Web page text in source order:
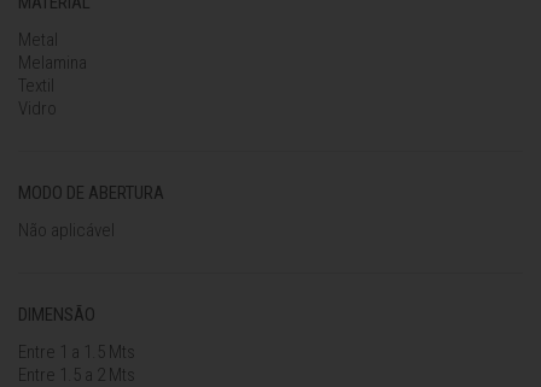
Metal
Melamina
Textil
Vidro
MODO DE ABERTURA
Não aplicável
DIMENSÃO
Entre 1 a 1.5 Mts
Entre 1.5 a 2 Mts